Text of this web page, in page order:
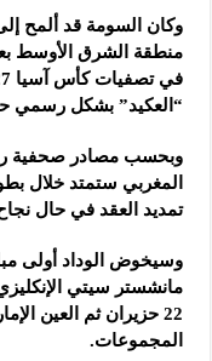
وكان السومة قد ألمح
منطقة الشرق الأوسط
“العكيد” بشكل رسمي
وبحسب مصادر صحفية
المغربي ستمتد خلال
تمديد العقد في حال
مانشستر سيتي
المجموعات.